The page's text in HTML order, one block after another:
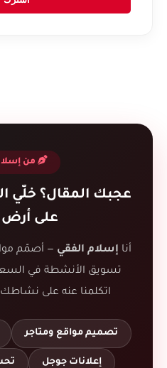
من
عجبك المقال؟ خلّي
على أرض
أنا إسلام الفقي — أصمّم
تسويق الأنشطة في
اتكلمنا عنه على
تصميم مواقع ومتاجر
إعلانات جوجل